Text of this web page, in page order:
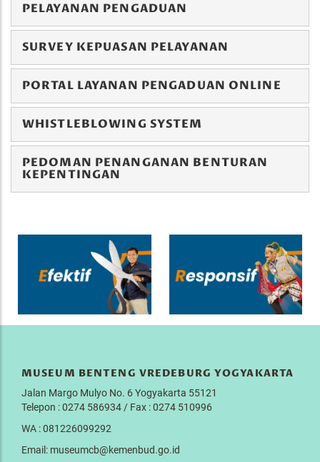
PELAYANAN PENGADUAN
SURVEY KEPUASAN PELAYANAN
PORTAL LAYANAN PENGADUAN ONLINE
WHISTLEBLOWING SYSTEM
PEDOMAN PENANGANAN BENTURAN
KEPENTINGAN
MUSEUM BENTENG VREDEBURG YOGYAKARTA
Jalan Margo Mulyo No. 6 Yogyakarta 55121
Telepon : 0274 586934 / Fax : 0274 510996
WA : 081226099292
Email: museumcb@kemenbud.go.id